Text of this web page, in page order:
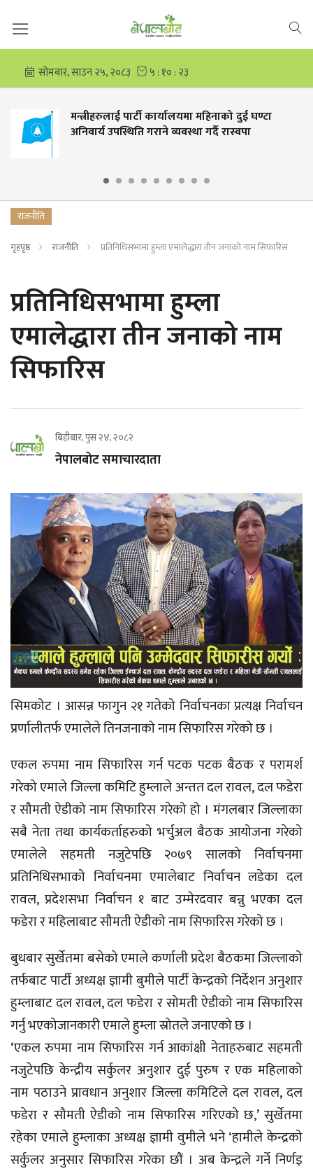
मन्त्रीहरुलाई पार्टी कार्यालयमा महिनाको दुई घण्टा
अनिवार्य उपस्थिति गराने व्यवस्था गर्दै रास्वपा
राजनीति
गृहपृष्ठ राजनीति प्रतिनिधिसभामा हुम्ला एमालेद्धारा तीन जनाको नाम सिफारिस
प्रतिनिधिसभामा हुम्ला
एमालेद्धारा तीन जनाको नाम
सिफारिस
बिहीबार, पुस २४, २०८२
नेपालबोट समाचारदाता
सिमकोट । आसन्न फागुन २१ गतेको निर्वाचनका प्रत्यक्ष निर्वाचन
प्रर्णालीतर्फ एमालेले तिनजनाको नाम सिफारिस गरेको छ ।
एकल रुपमा नाम सिफारिस गर्न पटक पटक बैठक र परामर्श
गरेको एमाले जिल्ला कमिटि हुम्लाले अन्तत दल रावल, दल फडेरा
र सौमती ऐडीको नाम सिफारिस गरेको हो । मंगलबार जिल्लाका
सबै नेता तथा कार्यकर्ताहरुको भर्चुअल बैठक आयोजना गरेको
एमालेले सहमती नजुटेपछि २०७९ सालको निर्वाचनमा
प्रतिनिधिसभाको निर्वाचनमा एमालेबाट निर्वाचन लडेका दल
रावल, प्रदेशसभा निर्वाचन १ बाट उम्मेरदवार बन्नु भएका दल
फडेरा र महिलाबाट सौमती ऐडीको नाम सिफारिस गरेको छ ।
बुधबार सुर्खेतमा बसेको एमाले कर्णाली प्रदेश बैठकमा जिल्लाको
तर्फबाट पार्टी अध्यक्ष ज्ञामी बुमीले पार्टी केन्द्रको निर्देशन अनुशार
हुम्लाबाट दल रावल, दल फडेरा र सोमती ऐडीको नाम सिफारिस
गर्नु भएकोजानकारी एमाले हुम्ला स्रोतले जनाएको छ ।
‘एकल रुपमा नाम सिफारिस गर्न आकांक्षी नेताहरुबाट सहमती
नजुटेपछि केन्द्रीय सर्कुलर अनुशार दुई पुरुष र एक महिलाको
नाम पठाउने प्रावधान अनुशार जिल्ला कमिटिले दल रावल, दल
फडेरा र सौमती ऐडीको नाम सिफारिस गरिएको छ,’ सुर्खेतमा
रहेका एमाले हुम्लाका अध्यक्ष ज्ञामी वुमीले भने ‘हामीले केन्द्रको
सर्कुलर अनुसार सिफारिस गरेका छौं । अब केन्द्रले गर्ने निर्णइ